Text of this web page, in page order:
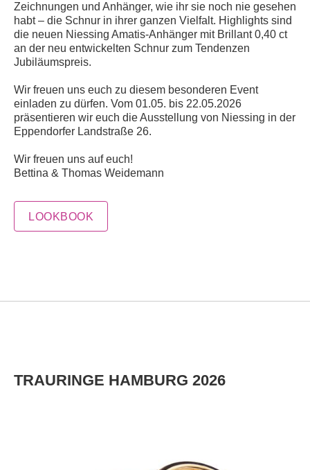
Zeichnungen und Anhänger, wie ihr sie noch nie gesehen
habt – die Schnur in ihrer ganzen Vielfalt. Highlights sind
die neuen Niessing Amatis-Anhänger mit Brillant 0,40 ct
an der neu entwickelten Schnur zum Tendenzen
Jubiläumspreis.
Wir freuen uns euch zu diesem besonderen Event
einladen zu dürfen. Vom 01.05. bis 22.05.2026
präsentieren wir euch die Ausstellung von Niessing in der
Eppendorfer Landstraße 26.
Wir freuen uns auf euch!
Bettina & Thomas Weidemann
LOOKBOOK
TRAURINGE HAMBURG 2026